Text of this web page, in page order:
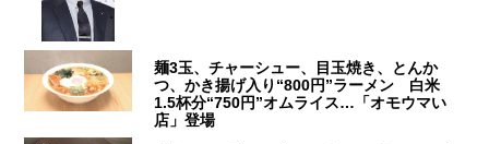
麺3玉、チャーシュー、目玉焼き、とんか
つ、かき揚げ入り“800円”ラーメン 白米
1.5杯分“750円”オムライス…「オモウマい
店」登場